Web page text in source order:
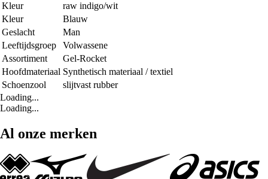
Kleur
raw indigo/wit
Kleur
Blauw
Geslacht
Man
Leeftijdsgroep
Volwassene
Assortiment
Gel-Rocket
Hoofdmateriaal Synthetisch materiaal / textiel
Schoenzool
slijtvast rubber
Loading...
Loading...
Al onze merken